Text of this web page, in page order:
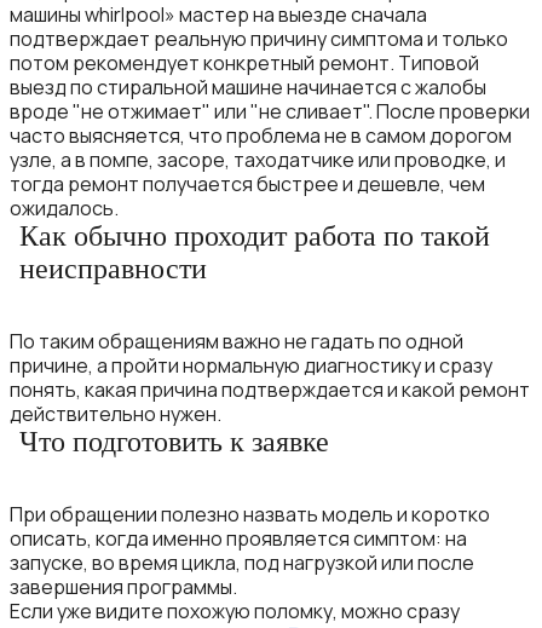
машины whirlpool» мастер на выезде сначала
подтверждает реальную причину симптома и только
потом рекомендует конкретный ремонт. Типовой
выезд по стиральной машине начинается с жалобы
вроде "не отжимает" или "не сливает". После проверки
часто выясняется, что проблема не в самом дорогом
узле, а в помпе, засоре, таходатчике или проводке, и
тогда ремонт получается быстрее и дешевле, чем
ожидалось.
Как обычно проходит работа по такой
неисправности
По таким обращениям важно не гадать по одной
причине, а пройти нормальную диагностику и сразу
понять, какая причина подтверждается и какой ремонт
действительно нужен.
Что подготовить к заявке
При обращении полезно назвать модель и коротко
описать, когда именно проявляется симптом: на
запуске, во время цикла, под нагрузкой или после
завершения программы.
Если уже видите похожую поломку, можно сразу